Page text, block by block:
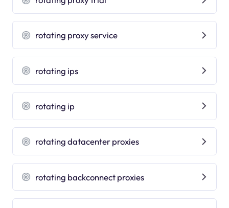
rotating proxy service
rotating ips
rotating ip
rotating datacenter proxies
rotating backconnect proxies